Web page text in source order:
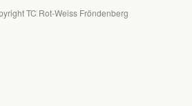
TC Rot-Weiss Fröndenberg